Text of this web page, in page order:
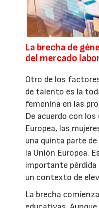
La brecha de
del mercado
Otro de los
de talento es la
femenina en las
De acuerdo con
Europea, las
una quinta parte
la Unión Europea.
importante
un contexto de
La brecha